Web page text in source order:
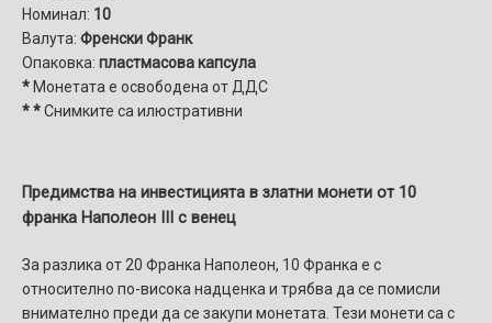
Номинал: 10
Валута: Френски Франк
Опаковка: пластмасова капсула
*Монетата е освободена от ДДС
* *Снимките са илюстративни
Предимства на инвестицията в златни монети от 10
франка Наполеон III с венец
За разлика от 20 Франка Наполеон, 10 Франка е с
относително по-висока надценка и трябва да се помисли
внимателно преди да се закупи монетата. Тези монети са с